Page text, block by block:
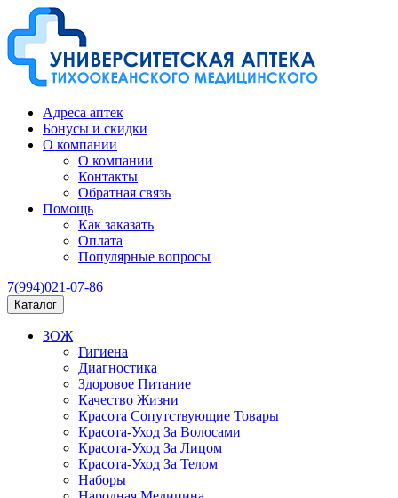
Адреса аптек
Бонусы и скидки
О компании
О компании
Контакты
Обратная связь
Помощь
Как заказать
Оплата
Популярные вопросы
7(994)021-07-86
Каталог
ЗОЖ
Гигиена
Диагностика
Здоровое Питание
Качество Жизни
Красота Сопутствующие Товары
Красота-Уход За Волосами
Красота-Уход За Лицом
Красота-Уход За Телом
Наборы